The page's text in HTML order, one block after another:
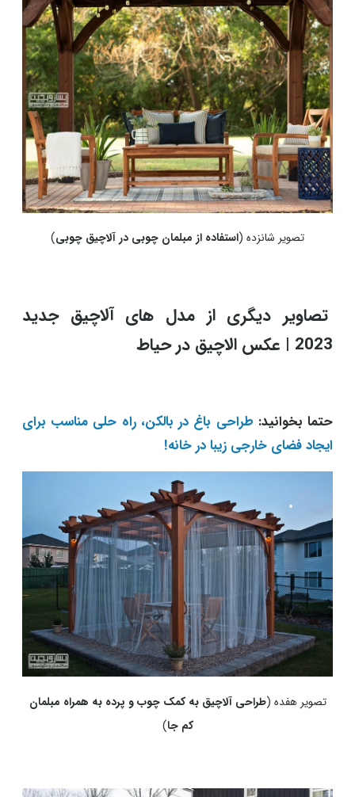
تصویر شانزده ( استفاده از مبلمان چوبی در آلاچیق چوبی)
تصاویر دیگری از مدل های آلاچیق جدید
2023 | عکس الاچیق در حیاط
حتما بخوانید:طراحی باغ در بالکن، راه حلی مناسب برای
ایجاد فضای خارجی زیبا در خانه!
تصویر هفده ( طراحی آلاچیق به کمک چوب و پرده به همراه مبلمان
کم جا)